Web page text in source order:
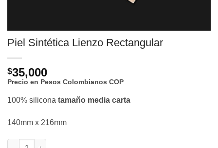
Piel Sintética Lienzo Rectangular
$35,000
Precio en Pesos Colombianos COP
100% silicona tamaño media carta
140mm x 216mm
Piel Sintética Lienzo Rectangular cantidad